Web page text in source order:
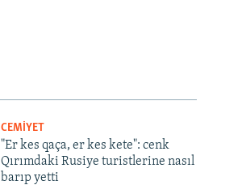
CEMİYET
"Er kes qaça, er kes kete": cenk
Qırımdaki Rusiye turistlerine nasıl
barıp yetti